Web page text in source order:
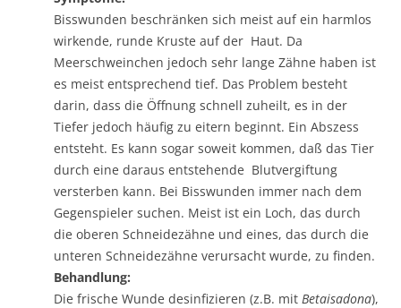
Bisswunden beschränken sich meist auf ein harmlos
wirkende, runde Kruste auf der Haut. Da
Meerschweinchen jedoch sehr lange Zähne haben ist
es meist entsprechend tief. Das Problem besteht
darin, dass die Öffnung schnell zuheilt, es in der
Tiefer jedoch häufig zu eitern beginnt. Ein Abszess
entsteht. Es kann sogar soweit kommen, daß das Tier
durch eine daraus entstehende Blutvergiftung
versterben kann. Bei Bisswunden immer nach dem
Gegenspieler suchen. Meist ist ein Loch, das durch
die oberen Schneidezähne und eines, das durch die
unteren Schneidezähne verursacht wurde, zu finden.
Behandlung:
Die frische Wunde desinfizieren (z.B. mit Betaisadona),